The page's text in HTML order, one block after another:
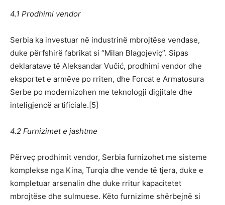
4.1 Prodhimi vendor
Serbia ka investuar në industrinë mbrojtëse vendase,
duke përfshirë fabrikat si “Milan Blagojeviç”. Sipas
deklaratave të Aleksandar Vučić, prodhimi vendor dhe
eksportet e armëve po rriten, dhe Forcat e Armatosura
Serbe po modernizohen me teknologji digjitale dhe
inteligjencë artificiale.[5]
4.2 Furnizimet e jashtme
Përveç prodhimit vendor, Serbia furnizohet me sisteme
komplekse nga Kina, Turqia dhe vende të tjera, duke e
kompletuar arsenalin dhe duke rritur kapacitetet
mbrojtëse dhe sulmuese. Këto furnizime shërbejnë si